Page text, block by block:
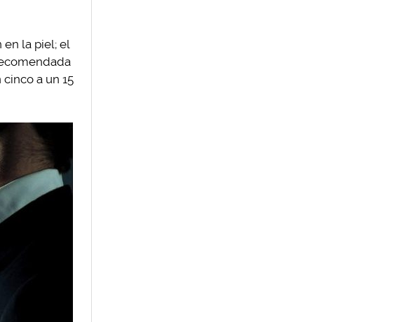
en la piel; el
a un 15